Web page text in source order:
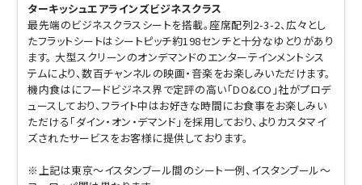
ターキッシュエアラインズビジネスクラス
最先端のビジネスクラスシートを搭載。座席配列2-3-2、広々とし
たフラットシートはシートピッチ約198センチと十分なゆとりがあり
ます。 大型スクリーンのオンデマンドのエンターテインメントシス
テムにより、数百チャンネルの映画・音楽をお楽しみいただけます。
機内食はにフードビジネス界で定評の高い「DO&CO」社がプロデ
ュースしており、フライト中はお好きな時間にお食事をお楽しみい
ただける「ダイン・オン・デマンド」を採用しており、よりカスタマイ
ズされたサービスをお客様に提供しております。
※上記は東京～イスタンブール間のシート一例、イスタンブール～